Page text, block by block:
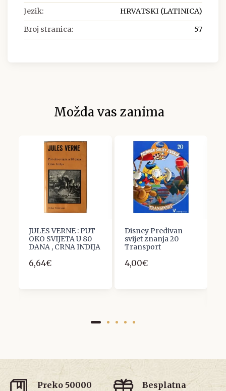
Jezik: HRVATSKI (LATINICA)
Broj stranica: 57
Možda vas zanima
JULES VERNE : PUT
OKO SVIJETA U 80
DANA , CRNA INDIJA
6,64€
Disney Predivan
svijet znanja 20
Transport
4,00€
Preko 50000
Besplatna